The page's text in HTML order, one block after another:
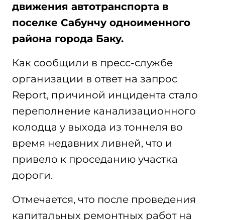
движения автотранспорта в
поселке Сабунчу одноименного
района города Баку.
Как сообщили в пресс-службе
организации в ответ на запрос
Report, причиной инцидента стало
переполнение канализационного
колодца у выхода из тоннеля во
время недавних ливней, что и
привело к проседанию участка
дороги.
Отмечается, что после проведения
капитальных ремонтных работ на